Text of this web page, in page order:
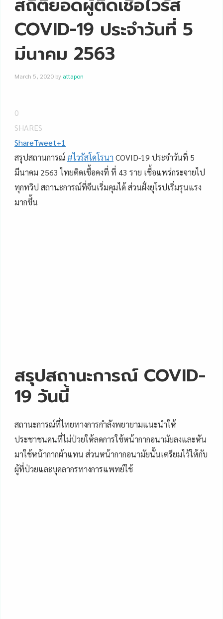
สถิติยอดผู้ติดเชื้อไวรัส
COVID-19 ประจำวันที่ 5
มีนาคม 2563
March 5, 2020 by attapon
0
SHARES
ShareTweet+1
สรุปสถานการณ์ #ไวรัสโคโรนา COVID-19 ประจำวันที่ 5
มีนาคม 2563 ไทยติดเชื้อคงที่ ที่ 43 ราย เชื้อแพร่กระจายไป
ทุกทวิป สถานะการณ์ที่จีนเริ่มคุมได้ ส่วนฝั่งยุโรปเริ่มรุนแรง
มากขึ้น
สรุปสถานะการณ์ COVID-
19 วันนี้
สถานะการณ์ที่ไทยทางการกำลังพยายามแนะนำให้
ประชาชนคนที่ไม่ป่วยให้ลดการใช้หน้ากากอนามัยลงและหัน
มาใช้หน้ากากผ้าแทน ส่วนหน้ากากอนามัยนั้นเตรียมไว้ให้กับ
ผู้ที่ป่วยและบุคลากรทางการแพทย์ใช้